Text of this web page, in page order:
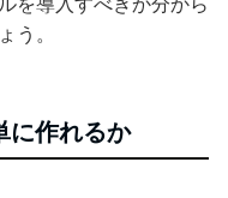
う。
に作れるか